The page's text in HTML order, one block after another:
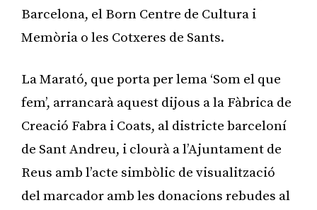
Barcelona, el Born Centre de Cultura i
Memòria o les Cotxeres de Sants.
La Marató, que porta per lema ‘Som el que
fem’, arrancarà aquest dijous a la Fàbrica de
Creació Fabra i Coats, al districte barceloní
de Sant Andreu, i clourà a l’Ajuntament de
Reus amb l’acte simbòlic de visualització
del marcador amb les donacions rebudes al